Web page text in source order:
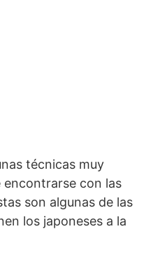
técnicas muy
encontrarse con las
son algunas de las
los japoneses a la